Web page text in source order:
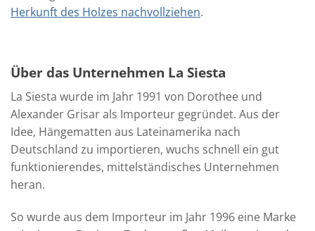
Herkunft des Holzes nachvollziehen.
Über das Unternehmen La Siesta
La Siesta wurde im Jahr 1991 von Dorothee und
Alexander Grisar als Importeur gegründet. Aus der
Idee, Hängematten aus Lateinamerika nach
Deutschland zu importieren, wuchs schnell ein gut
funktionierendes, mittelständisches Unternehmen
heran.
So wurde aus dem Importeur im Jahr 1996 eine Marke